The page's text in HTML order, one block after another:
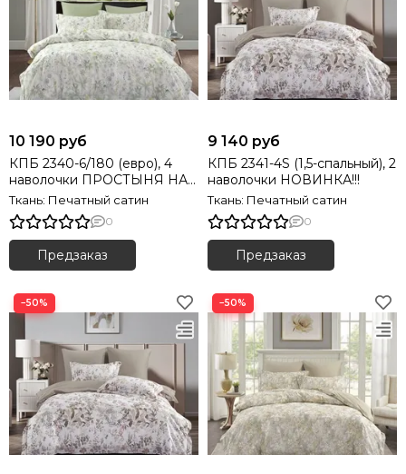
10 190 руб
КПБ 2340-6/180 (евро), 4
наволочки ПРОСТЫНЯ НА
РЕЗИНКЕ! НОВИНКА!!!
Ткань: Печатный сатин
0
Предзаказ
9 140 руб
КПБ 2341-4S (1,5-спальный), 2
наволочки НОВИНКА!!!
Ткань: Печатный сатин
0
Предзаказ
−50% −50%